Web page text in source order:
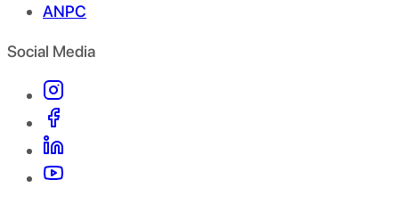
ANPC
Social Media